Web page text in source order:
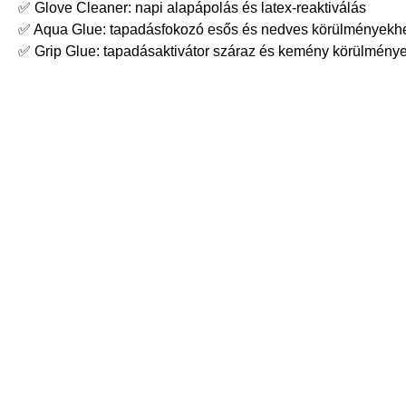
✅ Glove Cleaner: napi alapápolás és latex-reaktiválás
✅ Aqua Glue: tapadásfokozó esős és nedves
✅ Grip Glue: tapadásaktivátor száraz és kemény